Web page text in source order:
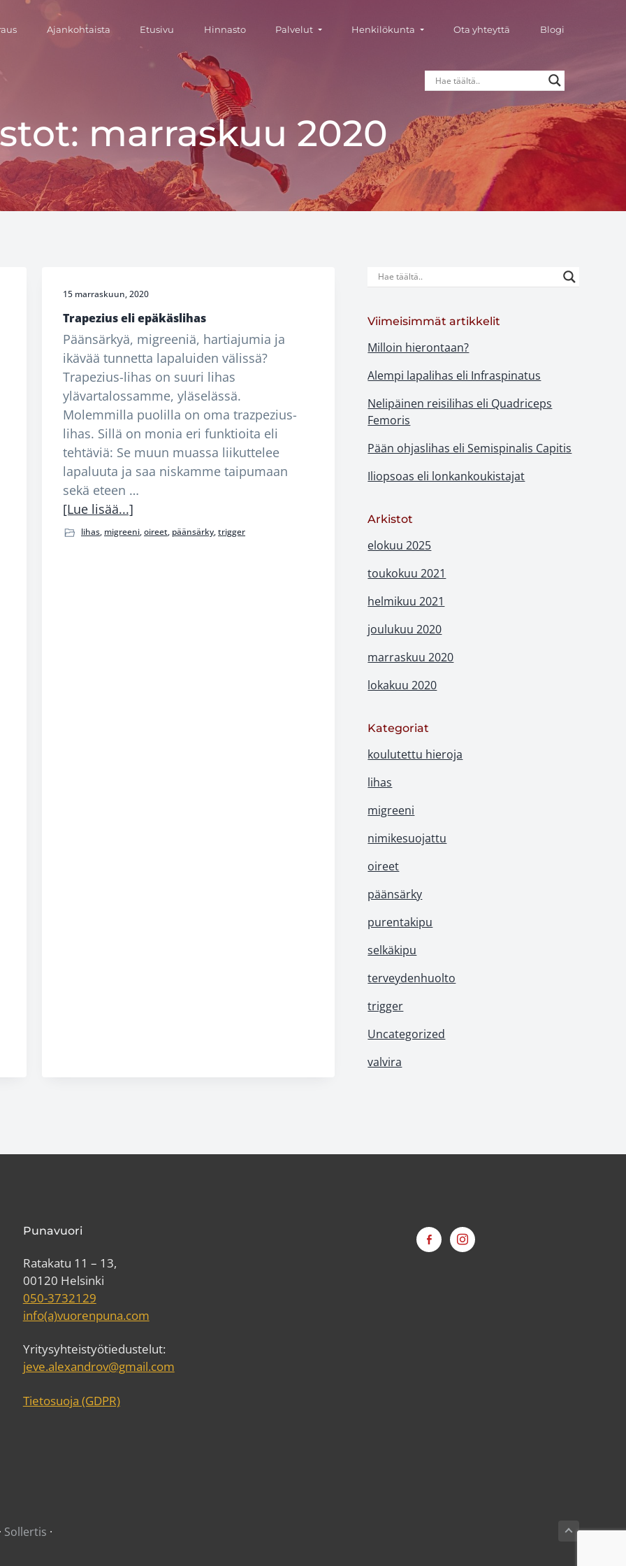
Ajankohtaista Etusivu Hinnasto Palvelut Henkilökunta Ota yhteyttä Blogi
marraskuu 2020
15 marraskuun, 2020
Trapezius eli epäkäslihas
Päänsärkyä, migreeniä, hartiajumia ja
ikävää tunnetta lapaluiden välissä?
Trapezius-lihas on suuri lihas
ylävartalossamme, yläselässä.
Molemmilla puolilla on oma trazpezius-
lihas. Sillä on monia eri funktioita eli
tehtäviä: Se muun muassa liikuttelee
lapaluuta ja saa niskamme taipumaan
sekä eteen …
[Lue lisää...]
eli
lihas, migreeni,oireet, päänsärky,trigger
Ensisijainen
Viimeisimmät artikkelit
Milloin hierontaan?
Alempi lapalihas eli Infraspinatus
Nelipäinen reisilihas eli Quadriceps
Femoris
Pään ohjaslihas eli Semispinalis Capitis
Iliopsoas eli lonkankoukistajat
Arkistot
elokuu 2025
toukokuu 2021
helmikuu 2021
joulukuu 2020
marraskuu 2020
lokakuu 2020
Kategoriat
koulutettu hieroja
lihas
migreeni
nimikesuojattu
oireet
päänsärky
purentakipu
selkäkipu
terveydenhuolto
trigger
Uncategorized
valvira
Punavuori
Ratakatu 11 – 13,
00120 Helsinki
050-3732129
info(a)vuorenpuna.com
Yritysyhteistyötiedustelut:
jeve.alexandrov@gmail.com
Tietosuoja (GDPR)
facebook-
alt
instagram
Sollertis ·